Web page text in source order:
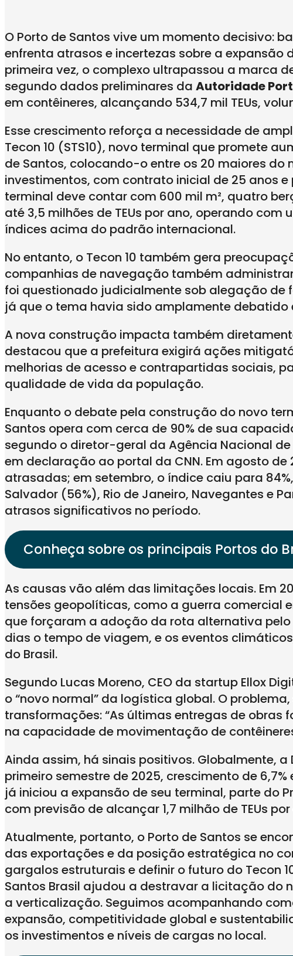
O Porto de Santos vive um momento decisivo:
enfrenta atrasos e incertezas sobre a expansão
primeira vez, o complexo ultrapassou a marca
segundo dados preliminares da Autoridade
em contêineres, alcançando 534,7 mil TEUs,
Esse crescimento reforça a necessidade de
Tecon 10 (STS10), novo terminal que promete
de Santos, colocando-o entre os 20 maiores do
investimentos, com contrato inicial de 25 anos
terminal deve contar com 600 mil m², quatro
até 3,5 milhões de TEUs por ano, operando
índices acima do padrão internacional.
No entanto, o Tecon 10 também gera
companhias de navegação também
foi questionado judicialmente sob alegação de
já que o tema havia sido amplamente debatido
A nova construção impacta também
destacou que a prefeitura exigirá ações
melhorias de acesso e contrapartidas sociais,
qualidade de vida da população.
Enquanto o debate pela construção do novo
Santos opera com cerca de 90% de sua
segundo o diretor-geral da Agência Nacional
em declaração ao portal da CNN. Em agosto
atrasadas; em setembro, o índice caiu para
Salvador (56%), Rio de Janeiro, Navegantes e
atrasos significativos no período.
Conheça sobre os principais Portos do
As causas vão além das limitações locais. Em
tensões geopolíticas, como a guerra comercial
que forçaram a adoção da rota alternativa pelo
dias o tempo de viagem, e os eventos
do Brasil.
Segundo Lucas Moreno, CEO da startup Ellox
o “novo normal” da logística global. O
transformações: “As últimas entregas de obras
na capacidade de movimentação de
Ainda assim, há sinais positivos. Globalmente, a
primeiro semestre de 2025, crescimento de
já iniciou a expansão de seu terminal, parte do
com previsão de alcançar 1,7 milhão de TEUs
Atualmente, portanto, o Porto de Santos se
das exportações e da posição estratégica no
gargalos estruturais e definir o futuro do Tecon
Santos Brasil ajudou a destravar a licitação do
a verticalização. Seguimos acompanhando
expansão, competitividade global e
os investimentos e níveis de cargas no local.